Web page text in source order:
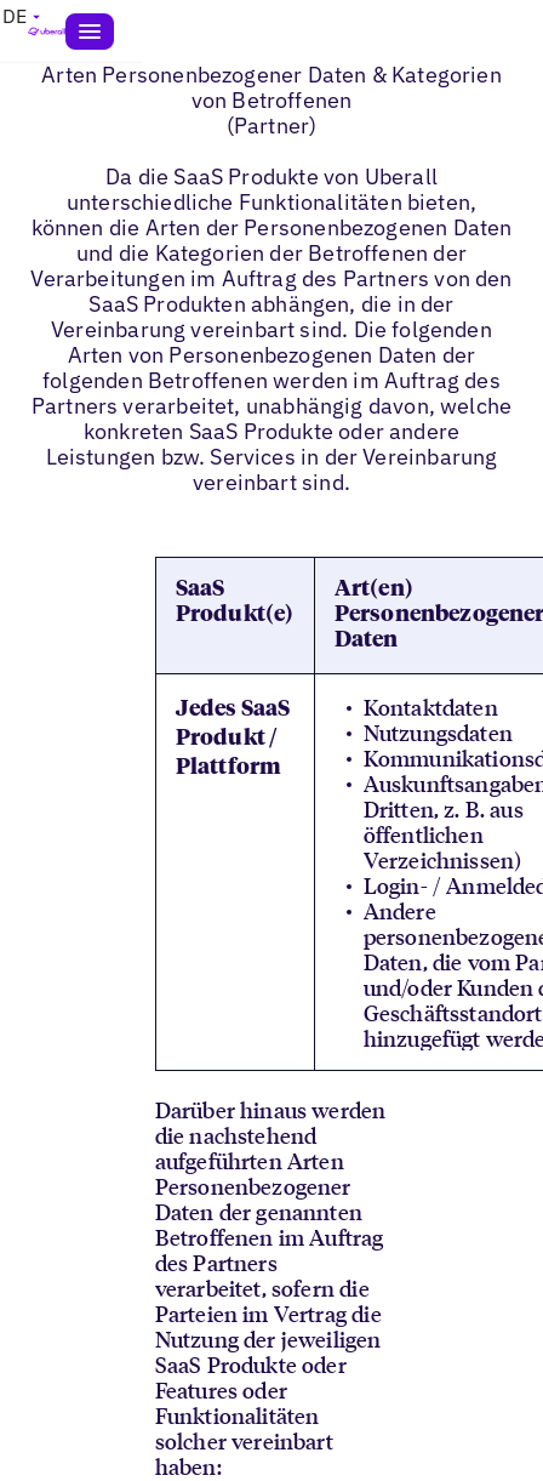
DE
Arten Personenbezogener Daten & Kategorien
von Betroffenen
(Partner)
Da die SaaS Produkte von Uberall
unterschiedliche Funktionalitäten bieten,
können die Arten der Personenbezogenen Daten
und die Kategorien der Betroffenen der
Verarbeitungen im Auftrag des Partners von den
SaaS Produkten abhängen, die in der
Vereinbarung vereinbart sind. Die folgenden
Arten von Personenbezogenen Daten der
folgenden Betroffenen werden im Auftrag des
Partners verarbeitet, unabhängig davon, welche
konkreten SaaS Produkte oder andere
Leistungen bzw. Services in der Vereinbarung
vereinbart sind.
SaaS
Produkt(e)
Art(en)
Daten
Jedes SaaS
Produkt /
Plattform
Kontaktdaten
Nutzungsdaten
Dritten, z. B. aus
öffentlichen
Verzeichnissen)
Login- /
Andere
Daten, die vom
und/oder Kunden
hinzugefügt
Darüber hinaus werden
die nachstehend
aufgeführten Arten
Personenbezogener
Daten der genannten
Betroffenen im Auftrag
des Partners
verarbeitet, sofern die
Parteien im Vertrag die
Nutzung der jeweiligen
SaaS Produkte oder
Features oder
Funktionalitäten
solcher vereinbart
haben: